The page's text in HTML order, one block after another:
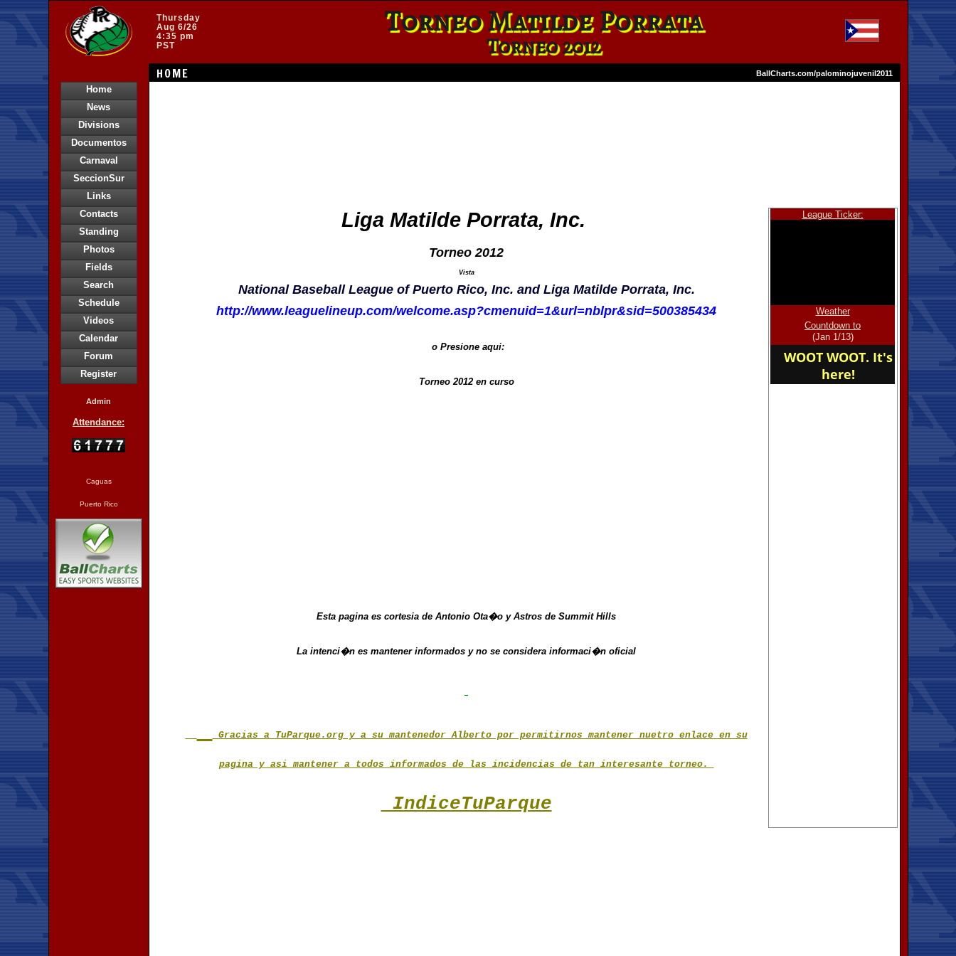
Thursday
Aug 6/26
4:35 pm
PST
Torneo Matilde Porrata
Torneo 2012
HOME BallCharts.com/palominojuvenil2011
Home
News
Divisions
Documentos
Carnaval
SeccionSur
Links
Contacts
Standing
Photos
Fields
Search
Schedule
Videos
Calendar
Forum
Register
Admin
Attendance:
Caguas
Puerto Rico
League Ticker:
Weather
Countdown to
(Jan 1/13)
WOOT WOOT. It's
here!
Liga Matilde Porrata, Inc.
Torneo 2012
Vista
National Baseball League of Puerto Rico, Inc. and Liga Matilde Porrata, Inc.
http://www.leaguelineup.com/welcome.asp?cmenuid=1&url=nblpr&sid=500385434
o Presione aqui:
Torneo 2012 en curso
Esta pagina es cortesia de Antonio Ota�o y Astros de Summit Hills
La intenci�n es mantener informados y no se considera informaci�n oficial
Gracias a TuParque.org y a su mantenedor Alberto por permitirnos mantener nuetro enlace en su
pagina y asi mantener a todos informados de las incidencias de tan interesante torneo.
IndiceTuParque